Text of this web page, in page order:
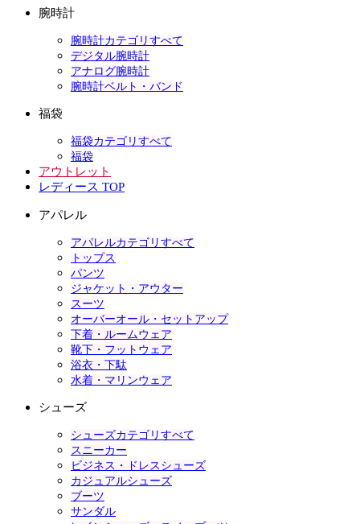
腕時計
腕時計カテゴリすべて
デジタル腕時計
アナログ腕時計
腕時計ベルト・バンド
福袋
福袋カテゴリすべて
福袋
アウトレット
レディース TOP
アパレル
アパレルカテゴリすべて
トップス
パンツ
ジャケット・アウター
スーツ
オーバーオール・セットアップ
下着・ルームウェア
靴下・フットウェア
浴衣・下駄
水着・マリンウェア
シューズ
シューズカテゴリすべて
スニーカー
ビジネス・ドレスシューズ
カジュアルシューズ
ブーツ
サンダル